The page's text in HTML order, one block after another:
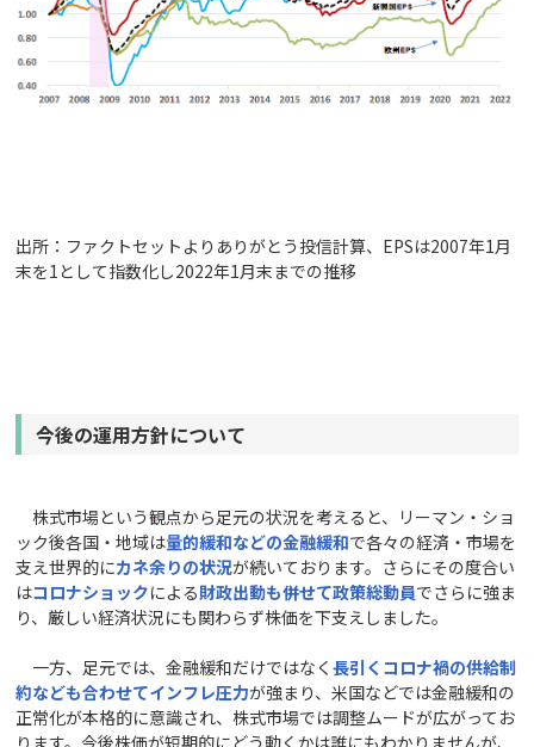
出所：ファクトセットよりありがとう投信計算、EPSは2007年1月
末を1として指数化し2022年1月末までの推移
今後の運用方針について
株式市場という観点から足元の状況を考えると、リーマン・ショ
ック後各国・地域は量的緩和などの金融緩和で各々の経済・市場を
支え世界的にカネ余りの状況が続いております。さらにその度合い
はコロナショックによる財政出動も併せて政策総動員でさらに強ま
り、厳しい経済状況にも関わらず株価を下支えしました。
一方、足元では、金融緩和だけではなく長引くコロナ禍の供給制
約なども合わせてインフレ圧力が強まり、米国などでは金融緩和の
正常化が本格的に意識され、株式市場では調整ムードが広がってお
ります。今後株価が短期的にどう動くかは誰にもわかりませんが、